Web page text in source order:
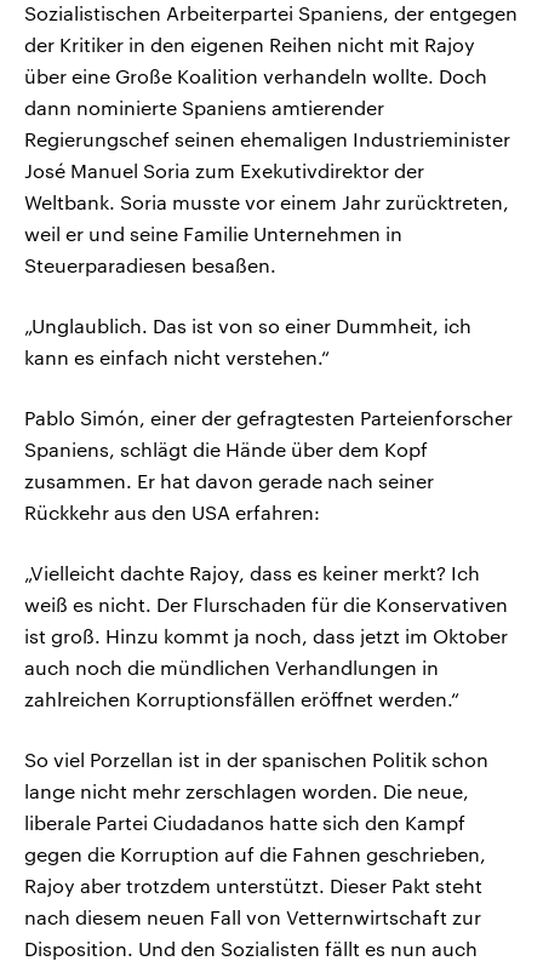
Sozialistischen Arbeiterpartei Spaniens, der entgegen
der Kritiker in den eigenen Reihen nicht mit Rajoy
über eine Große Koalition verhandeln wollte. Doch
dann nominierte Spaniens amtierender
Regierungschef seinen ehemaligen Industrieminister
José Manuel Soria zum Exekutivdirektor der
Weltbank. Soria musste vor einem Jahr zurücktreten,
weil er und seine Familie Unternehmen in
Steuerparadiesen besaßen.
„Unglaublich. Das ist von so einer Dummheit, ich
kann es einfach nicht verstehen.“
Pablo Simón, einer der gefragtesten Parteienforscher
Spaniens, schlägt die Hände über dem Kopf
zusammen. Er hat davon gerade nach seiner
Rückkehr aus den USA erfahren:
„Vielleicht dachte Rajoy, dass es keiner merkt? Ich
weiß es nicht. Der Flurschaden für die Konservativen
ist groß. Hinzu kommt ja noch, dass jetzt im Oktober
auch noch die mündlichen Verhandlungen in
zahlreichen Korruptionsfällen eröffnet werden.“
So viel Porzellan ist in der spanischen Politik schon
lange nicht mehr zerschlagen worden. Die neue,
liberale Partei Ciudadanos hatte sich den Kampf
gegen die Korruption auf die Fahnen geschrieben,
Rajoy aber trotzdem unterstützt. Dieser Pakt steht
nach diesem neuen Fall von Vetternwirtschaft zur
Disposition. Und den Sozialisten fällt es nun auch